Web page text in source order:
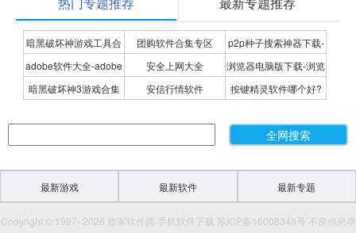
暗黑破坏神游戏工具合
集
团购软件合集专区
p2p种子搜索神器下载-
P2P种子搜索神器专题
adobe软件大全-adobe
全系列软件下载-adobe
安全上网大全
浏览器电脑版下载-浏览
器下载合集
暗黑破坏神3游戏合集 安信行情软件
按键精灵软件哪个好?
最新游戏 最新软件 最新专题
Copyright © 1997- 2026 华军软件园 手机软件下载 苏ICP备16008348号 不良信息举